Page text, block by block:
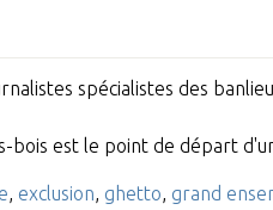
spécialistes des
bois est le point de départ
, exclusion, ghetto, grand